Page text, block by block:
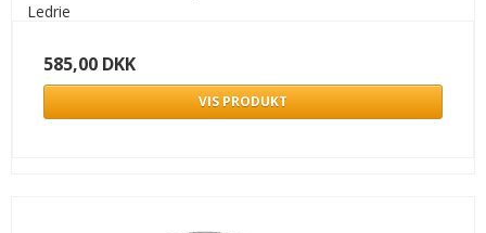
Ledrie
585,00 DKK
VIS PRODUKT